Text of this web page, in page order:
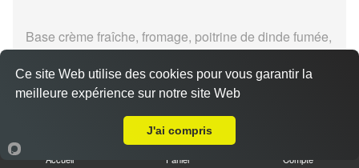
Base crème fraîche, fromage, poitrine de dinde fumée,
Pizza vénézia solo
Accueil Panier Compte
Ce site Web utilise des cookies pour vous garantir la
meilleure expérience sur notre site Web
J'ai compris